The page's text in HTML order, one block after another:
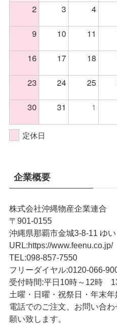
2
3 4
9
10 11
16
17 18
23
24 25
30
31 1
定休日
企業概要
株式会社沖縄物産企業連合
〒901-0155
沖縄県那覇市金城3-8-11 ゆ
URL:https://www.feenu.co.jp/
TEL:098-857-7550
フリーダイヤル:0120-066-
受付時間:平日10時～12時
土曜・日曜・祝祭日・年末
電話でのご注文、お問い合
願い致します。